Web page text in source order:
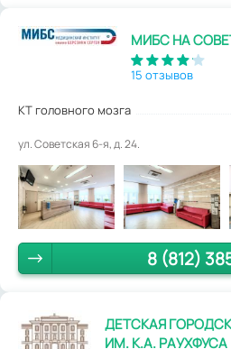
МИБС НА
15 отзывов
КТ головного мозга
ул. Советская 6-я, д. 24.
8 (812)
ДЕТСКАЯ
ИМ. К.А. РАУХФУСА